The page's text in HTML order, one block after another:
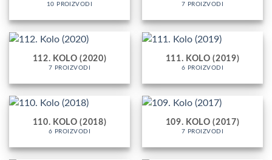
10 PROIZVODI 7 PROIZVODI
112. KOLO (2020)
7 PROIZVODI
111. KOLO (2019)
6 PROIZVODI
110. KOLO (2018)
6 PROIZVODI
109. KOLO (2017)
7 PROIZVODI